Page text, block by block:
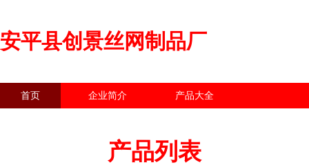
安平县创景丝网制品厂
首页 企业简介 产品大全
产品列表